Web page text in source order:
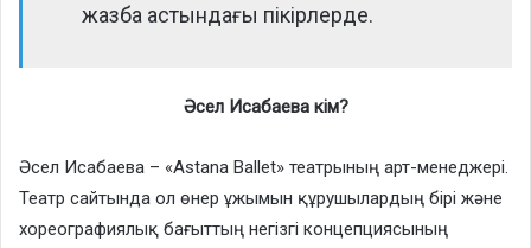
жазба астындағы пікірлерде.
Әсел Исабаева кім?
Әсел Исабаева – «Astana Ballet» театрының арт-менеджері.
Театр сайтында ол өнер ұжымын құрушылардың бірі және
хореографиялық бағыттың негізгі концепциясының